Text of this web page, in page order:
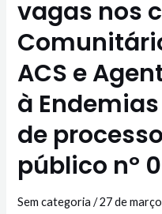
vagas nos
ACS e
à
de
público nº
Sem categoria /27 de